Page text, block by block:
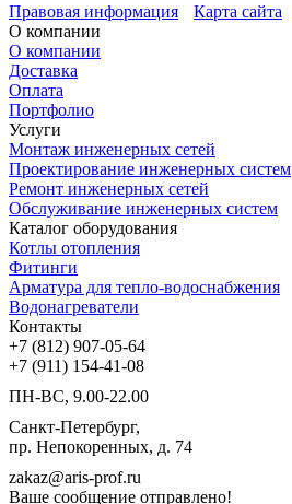
Правовая информация
Карта сайта
О компании
О компании
Доставка
Оплата
Портфолио
Услуги
Монтаж инженерных сетей
Проектирование инженерных систем
Ремонт инженерных сетей
Обслуживание инженерных систем
Каталог оборудования
Котлы отопления
Фитинги
Арматура для тепло-водоснабжения
Водонагреватели
Контакты
+7 (812) 907-05-64
+7 (911) 154-41-08
ПН-ВС, 9.00-22.00
Санкт-Петербург,
пр. Непокоренных, д. 74
zakaz@aris-prof.ru
Ваше сообщение отправлено!